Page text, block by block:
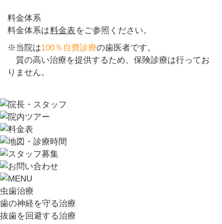
料金体系
料金体系は料金表 をご参照ください。
※当院は100％自費診療の歯医者です。
質の高い治療を提供するため、保険診療は行ってお
りません。
虫歯治療
歯の神経を守る治療
抜歯を回避する治療